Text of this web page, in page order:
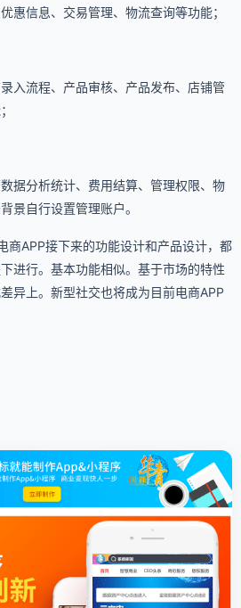
惠信息、交易管理、物流查询等功能；
入流程、产品审核、产品发布、店铺管
据分析统计、费用结算、管理权限、物
景自行设置管理账户。
商APP接下来的功能设计和产品设计，都
进行。基本功能相似。基于市场的特性
异上。新型社交也将成为目前电商APP